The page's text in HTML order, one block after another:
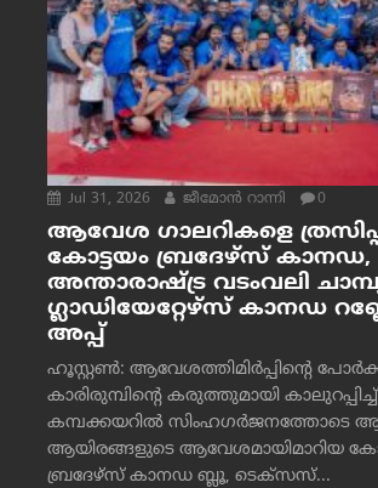
Jul 31, 2026 ജീമോന്‍ റാന്നി 0
ആവേശ ഗാലറികളെ
കോട്ടയം ബ്രദേഴ്‌സ് കാനഡ,
അന്താരാഷ്ട്ര വടംവലി
ഗ്ലാഡിയേറ്റേഴ്‌സ് കാനഡ
അപ്പ്
ഹൂസ്റ്റണ്‍: ആവേശത്തിമിര്‍പ്പിന്റെ
കാരിരുമ്പിന്റെ കരുത്തുമായി കാലുറപ്പിച്ച്
കമ്പക്കയറില്‍ സിംഹഗര്‍ജനത്തോടെ
ആയിരങ്ങളുടെ ആവേശമായിമാറിയ
ബ്രദേഴ്‌സ് കാനഡ ബ്ലൂ, ടെക്‌സസ്...